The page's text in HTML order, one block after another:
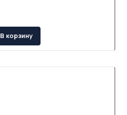
В корзину